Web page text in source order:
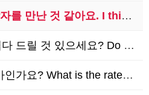
것 같아요. I think I met Mr. Righ…
있으세요? Do you want me to bri…
? What is the rate per night?